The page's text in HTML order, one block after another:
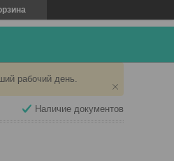
рабочий день.
Наличие документов